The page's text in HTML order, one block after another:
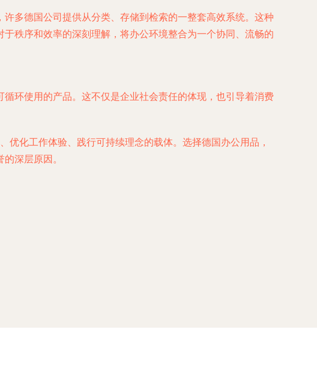
多德国公司提供从分类、存储到检索的一整套高效系统。这种
秩序和效率的深刻理解，将办公环境整合为一个协同、流畅的
环使用的产品。这不仅是企业社会责任的体现，也引导着消费
化工作体验、践行可持续理念的载体。选择德国办公用品，
深层原因。